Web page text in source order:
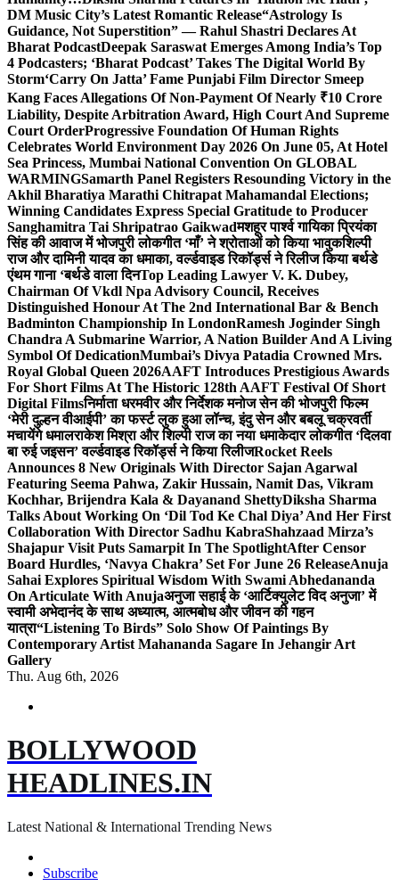
DM Music City’s Latest Romantic Release“Astrology Is
Guidance, Not Superstition” — Rahul Shastri Declares At
Bharat PodcastDeepak Saraswat Emerges Among India’s Top
4 Podcasters; ‘Bharat Podcast’ Takes The Digital World By
Storm‘Carry On Jatta’ Fame Punjabi Film Director Smeep
Kang Faces Allegations Of Non-Payment Of Nearly ₹10 Crore
Liability, Despite Arbitration Award, High Court And Supreme
Court OrderProgressive Foundation Of Human Rights
Celebrates World Environment Day 2026 On June 05, At Hotel
Sea Princess, Mumbai National Convention On GLOBAL
WARMINGSamarth Panel Registers Resounding Victory in the
Akhil Bharatiya Marathi Chitrapat Mahamandal Elections;
Winning Candidates Express Special Gratitude to Producer
Sanghamitra Tai Shripatrao Gaikwadमशहूर पार्श्व गायिका प्रियंका
सिंह की आवाज में भोजपुरी लोकगीत ‘माँ’ ने श्रोताओं को किया भावुकशिल्पी
राज और दामिनी यादव का धमाका, वर्ल्डवाइड रिकॉर्ड्स ने रिलीज किया बर्थडे
एंथम गाना ‘बर्थडे वाला दिनTop Leading Lawyer V. K. Dubey,
Chairman Of Vkdl Npa Advisory Council, Receives
Distinguished Honour At The 2nd International Bar & Bench
Badminton Championship In LondonRamesh Joginder Singh
Chandra A Submarine Warrior, A Nation Builder And A Living
Symbol Of DedicationMumbai’s Divya Patadia Crowned Mrs.
Royal Global Queen 2026AAFT Introduces Prestigious Awards
For Short Films At The Historic 128th AAFT Festival Of Short
Digital Filmsनिर्माता धरमवीर और निर्देशक मनोज सेन की भोजपुरी फिल्म
‘मेरी दुल्हन वीआईपी’ का फर्स्ट लुक हुआ लॉन्च, इंदु सेन और बबलू चक्रवर्ती
मचायेंगे धमालराकेश मिश्रा और शिल्पी राज का नया धमाकेदार लोकगीत ‘दिलवा
बा रुई जइसन’ वर्ल्डवाइड रिकॉर्ड्स ने किया रिलीजRocket Reels
Announces 8 New Originals With Director Sajan Agarwal
Featuring Seema Pahwa, Zakir Hussain, Namit Das, Vikram
Kochhar, Brijendra Kala & Dayanand ShettyDiksha Sharma
Talks About Working On ‘Dil Tod Ke Chal Diya’ And Her First
Collaboration With Director Sadhu KabraShahzaad Mirza’s
Shajapur Visit Puts Samarpit In The SpotlightAfter Censor
Board Hurdles, ‘Navya Chakra’ Set For June 26 ReleaseAnuja
Sahai Explores Spiritual Wisdom With Swami Abhedananda
On Articulate With Anujaअनुजा सहाई के ‘आर्टिक्युलेट विद अनुजा’ में
स्वामी अभेदानंद के साथ अध्यात्म, आत्मबोध और जीवन की गहन
यात्रा“Listening To Birds” Solo Show Of Paintings By
Contemporary Artist Mahananda Sagare In Jehangir Art
Gallery
Thu. Aug 6th, 2026
BOLLYWOOD
HEADLINES.IN
Latest National & International Trending News
Subscribe